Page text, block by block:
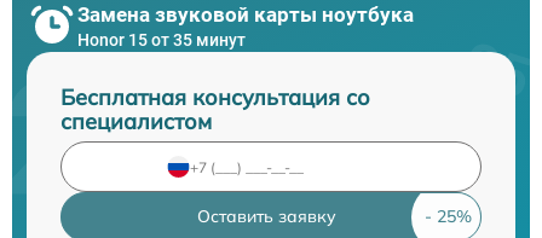
Замена звуковой карты ноутбука
Honor 15 от 35 минут
Бесплатная консультация со
специалистом
Оставить заявку